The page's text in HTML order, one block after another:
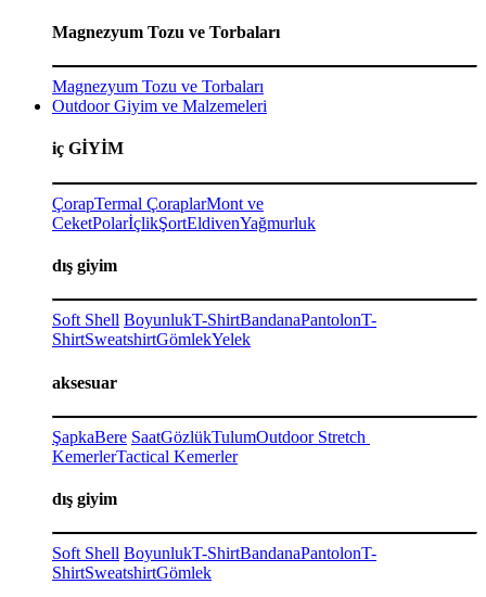
Magnezyum Tozu ve Torbaları
Magnezyum Tozu ve Torbaları
Outdoor Giyim ve Malzemeleri
iç GİYİM
ÇorapTermal ÇoraplarMont ve
CeketPolarİçlikŞortEldivenYağmurluk
dış giyim
Soft Shell BoyunlukT-ShirtBandanaPantolonT-
ShirtSweatshirtGömlekYelek
aksesuar
ŞapkaBere SaatGözlükTulumOutdoor Stretch
KemerlerTactical Kemerler
dış giyim
Soft Shell BoyunlukT-ShirtBandanaPantolonT-
ShirtSweatshirtGömlek